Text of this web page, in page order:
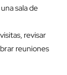
sala de
revisar
reuniones